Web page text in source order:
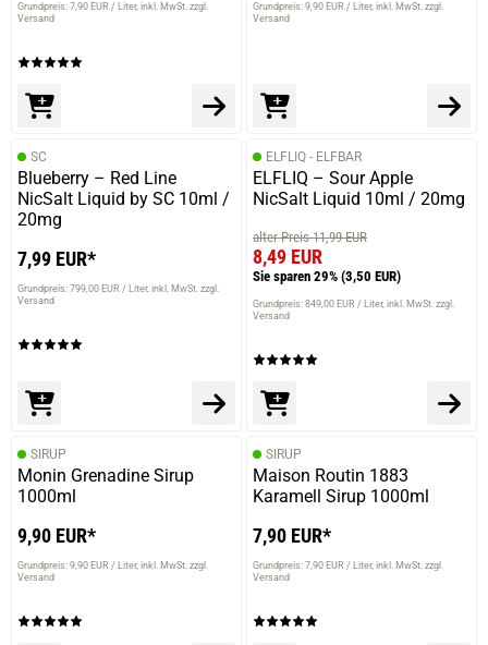
Grundpreis: 7,90 EUR / Liter inkl. MwSt. zzgl.
Versand
Grundpreis: 9,90 EUR / Liter inkl. MwSt. zzgl.
Versand
SC
Blueberry – Red Line
NicSalt Liquid by SC 10ml /
20mg
7,99 EUR*
Grundpreis: 799,00 EUR / Liter inkl. MwSt. zzgl.
Versand
ELFLIQ - ELFBAR
ELFLIQ – Sour Apple
NicSalt Liquid 10ml / 20mg
alter Preis 11,99 EUR
8,49 EUR
Sie sparen 29% (3,50 EUR)
Grundpreis: 849,00 EUR / Liter inkl. MwSt. zzgl.
Versand
SIRUP
Monin Grenadine Sirup
1000ml
9,90 EUR*
Grundpreis: 9,90 EUR / Liter inkl. MwSt. zzgl.
Versand
SIRUP
Maison Routin 1883
Karamell Sirup 1000ml
7,90 EUR*
Grundpreis: 7,90 EUR / Liter inkl. MwSt. zzgl.
Versand